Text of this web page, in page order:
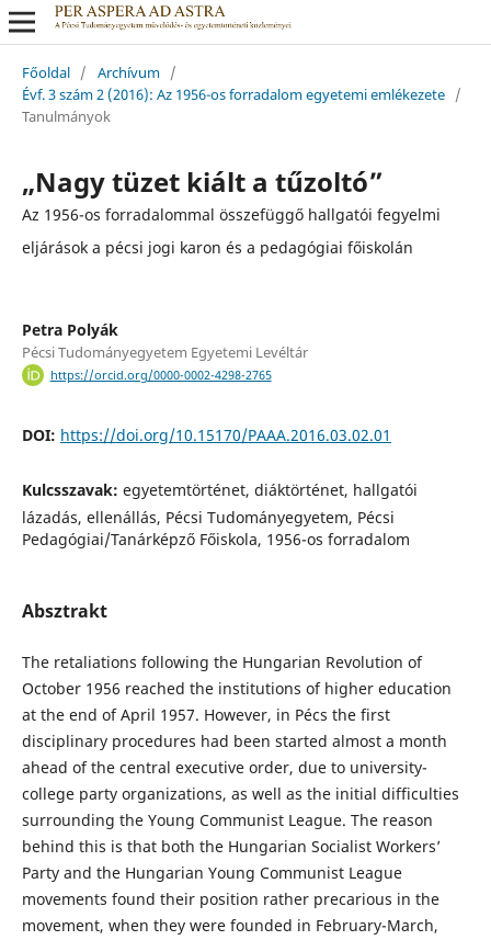
Főoldal / Archívum /
Évf. 3 szám 2 (2016): Az 1956-os forradalom egyetemi emlékezete /
Tanulmányok
„Nagy tüzet kiált a tűzoltó”
Az 1956-os forradalommal összefüggő hallgatói fegyelmi
eljárások a pécsi jogi karon és a pedagógiai főiskolán
Petra Polyák
Pécsi Tudományegyetem Egyetemi Levéltár
https://orcid.org/0000-0002-4298-2765
DOI: https://doi.org/10.15170/PAAA.2016.03.02.01
Kulcsszavak: egyetemtörténet, diáktörténet, hallgatói
lázadás, ellenállás, Pécsi Tudományegyetem, Pécsi
Pedagógiai/Tanárképző Főiskola, 1956-os forradalom
Absztrakt
The retaliations following the Hungarian Revolution of
October 1956 reached the institutions of higher education
at the end of April 1957. However, in Pécs the first
disciplinary procedures had been started almost a month
ahead of the central executive order, due to university-
college party organizations, as well as the initial difficulties
surrounding the Young Communist League. The reason
behind this is that both the Hungarian Socialist Workers’
Party and the Hungarian Young Communist League
movements found their position rather precarious in the
movement, when they were founded in February-March,